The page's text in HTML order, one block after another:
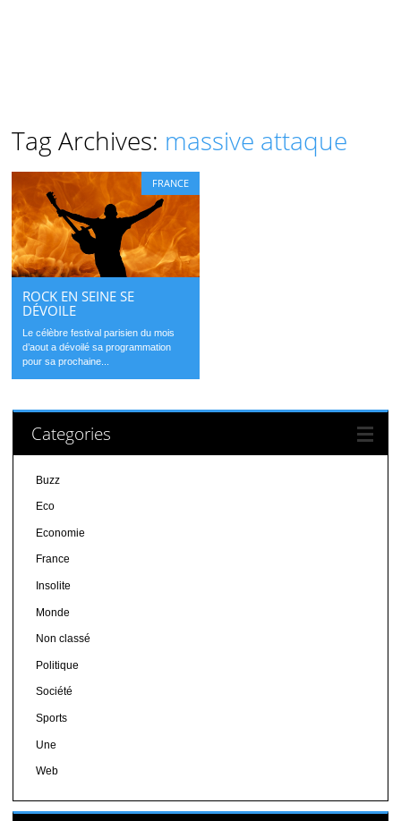
Tag Archives: massive attaque
FRANCE
ROCK EN SEINE SE
DÉVOILE
Le célèbre festival parisien du mois
d’aout a dévoilé sa programmation
pour sa prochaine...
Categories
Buzz
Eco
Economie
France
Insolite
Monde
Non classé
Politique
Société
Sports
Une
Web